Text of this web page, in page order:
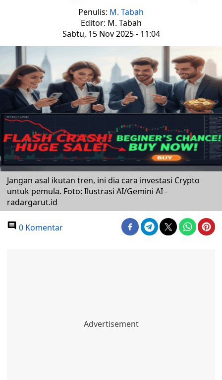
Penulis: M. Tabah
Editor: M. Tabah
Sabtu, 15 Nov 2025 - 11:04
Jangan asal ikutan tren, ini dia cara investasi Crypto
untuk pemula. Foto: Ilustrasi AI/Gemini AI -
radargarut.id
0 Komentar